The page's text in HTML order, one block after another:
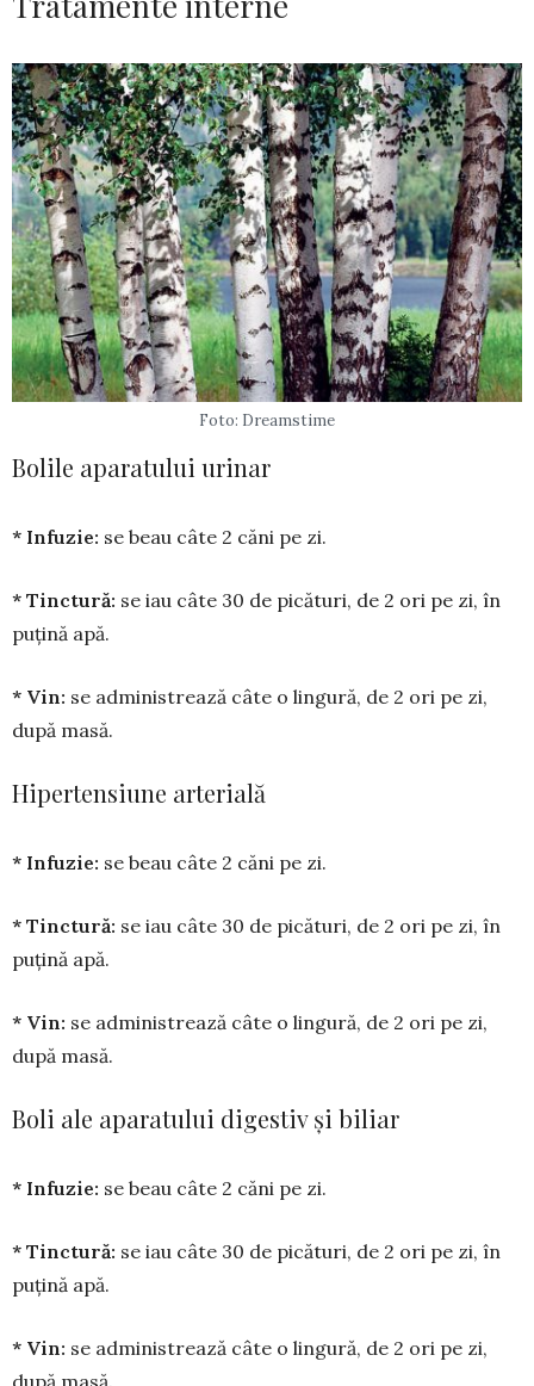
Foto: Dreamstime
Bolile aparatului urinar
* Infuzie: se beau câte 2 căni pe zi.
* Tinctură: se iau câte 30 de pică­turi, de 2 ori pe zi, în
puțină apă.
* Vin: se adminis­trea­ză câte o lingură, de 2 ori pe zi,
după masă.
Hipertensiune arterială
* Infuzie: se beau câte 2 căni pe zi.
* Tinctură: se iau câte 30 de pică­turi, de 2 ori pe zi, în
puțină apă.
* Vin: se adminis­trea­ză câte o lingură, de 2 ori pe zi,
după masă.
Boli ale aparatului digestiv și biliar
* Infuzie: se beau câte 2 căni pe zi.
* Tinctură: se iau câte 30 de pică­turi, de 2 ori pe zi, în
puțină apă.
* Vin: se adminis­trea­ză câte o lingură, de 2 ori pe zi,